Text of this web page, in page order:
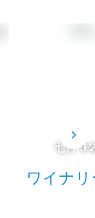
七月 9
ワイナ